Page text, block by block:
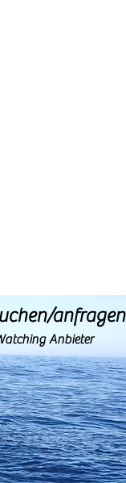
anfragen
Anbieter